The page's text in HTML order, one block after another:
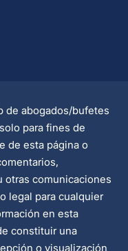
de abogados/bufetes
para fines de
de esta página o
otras comunicaciones
legal para cualquier
en esta
constituir una
o visualización